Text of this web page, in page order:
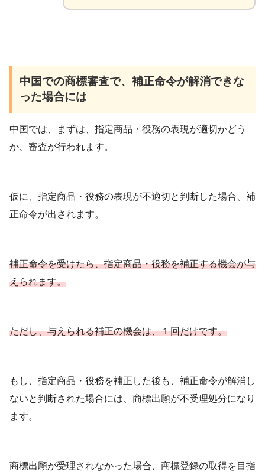
中国での商標審査で、補正命令が解消できな
った場合には
中国では、まずは、指定商品・役務の表現が適切かどう
か、審査が行われます。
仮に、指定商品・役務の表現が不適切と判断した場合、補
正命令が出されます。
補正命令を受けたら、指定商品・役務を補正する機会が与
えられます。
ただし、与えられる補正の機会は、１回だけです。
もし、指定商品・役務を補正した後も、補正命令が解消し
ないと判断された場合には、商標出願が不受理処分になり
ます。
商標出願が受理されなかった場合、商標登録の取得を目指